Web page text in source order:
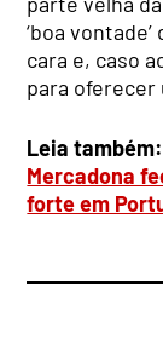
‘boa
cara e, caso
para oferecer
Leia
Mercadona
forte em